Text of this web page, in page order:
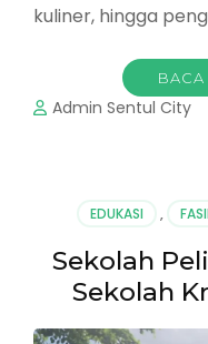
kuliner, hingga
BACA
Admin Sentul City
EDUKASI ,
Sekolah
Sekolah